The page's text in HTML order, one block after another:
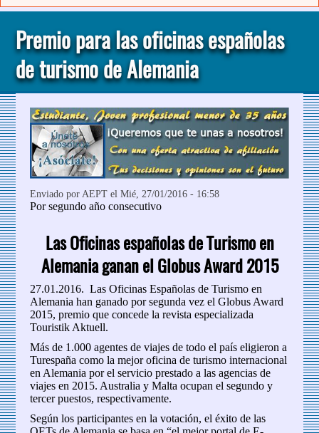
Premio para las oficinas españolas
de turismo de Alemania
Enviado porAEPT el Mié, 27/01/2016 - 16:58
Por segundo año consecutivo
Las Oficinas españolas de Turismo en
Alemania ganan el Globus Award 2015
27.01.2016. Las Oficinas Españolas de Turismo en
Alemania han ganado por segunda vez el Globus Award
2015, premio que concede la revista especializada
Touristik Aktuell.
Más de 1.000 agentes de viajes de todo el país eligieron a
Turespaña como la mejor oficina de turismo internacional
en Alemania por el servicio prestado a las agencias de
viajes en 2015. Australia y Malta ocupan el segundo y
tercer puestos, respectivamente.
Según los participantes en la votación, el éxito de las